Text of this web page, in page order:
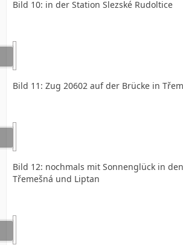
Bild 10: in der Station Slezské Rudoltice
Bild 11: Zug 20602 auf der Brücke in
Bild 12: nochmals mit Sonnenglück in
Třemešná und Liptan